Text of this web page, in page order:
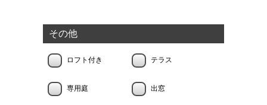
その他
ロフト付き テラス
専用庭 出窓